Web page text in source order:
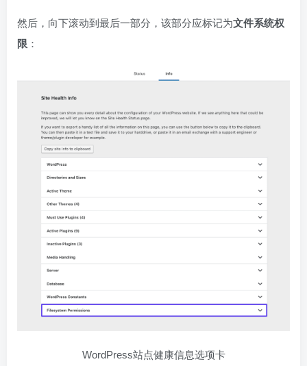
然后，向下滚动到最后一部分，该部分应标记为文件系统权
限 ：
WordPress站点健康信息选项卡